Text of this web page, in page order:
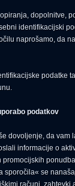
dopolnitve,
identifikacijski
naprošamo, da
podatke
podatkov
dovoljenje, da
informacije o
se
računi, zahtevki